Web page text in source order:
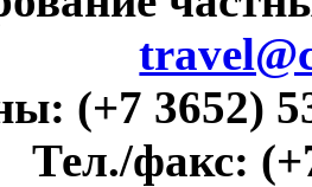
(+7 3652)
Тел./факс: